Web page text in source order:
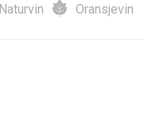
Naturvin Oransjevin